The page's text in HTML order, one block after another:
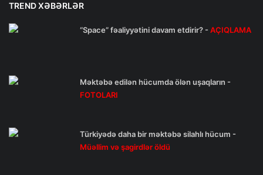
TREND XƏBƏRLƏR
“Space” fəaliyyətini davam etdirir? -AÇIQLAMA
Məktəbə edilən hücumda ölən uşaqların -
FOTOLARI
Türkiyədə daha bir məktəbə silahlı hücum -
Müəllim və şagirdlər öldü